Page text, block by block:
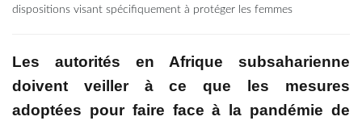
dispositions visant spécifiquement à protéger les femmes
Les autorités en Afrique subsaharienne
doivent veiller à ce que les mesures
adoptées pour faire face à la pandémie de